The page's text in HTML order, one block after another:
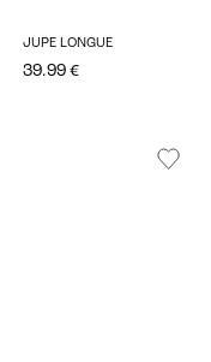
JUPE LONGUE
39.99 €